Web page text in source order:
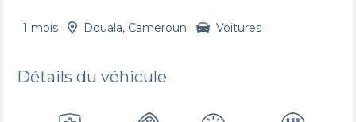
1 mois Douala, Cameroun Voitures
Détails du véhicule